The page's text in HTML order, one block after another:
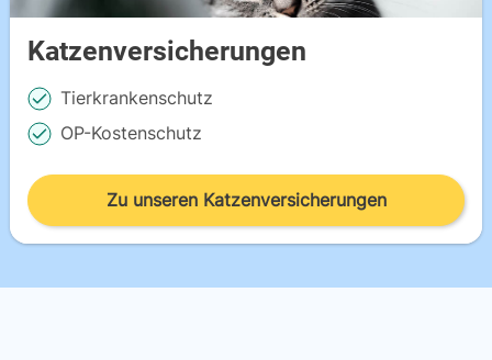
Katzenversicherungen
Tierkrankenschutz
OP-Kostenschutz
Zu unseren Katzenversicherungen